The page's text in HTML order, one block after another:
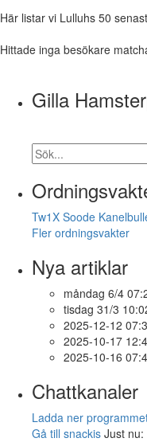
Här listar vi Lulluhs 50
Hittade inga besökare
Gilla
Tw1X Soode
Fler ordningsvakter
Nya artiklar
måndag 6/4
tisdag 31/3
2025-12-12
2025-10-17
2025-10-16
Chattkanaler
Ladda ner
Gå till snackis Just nu: